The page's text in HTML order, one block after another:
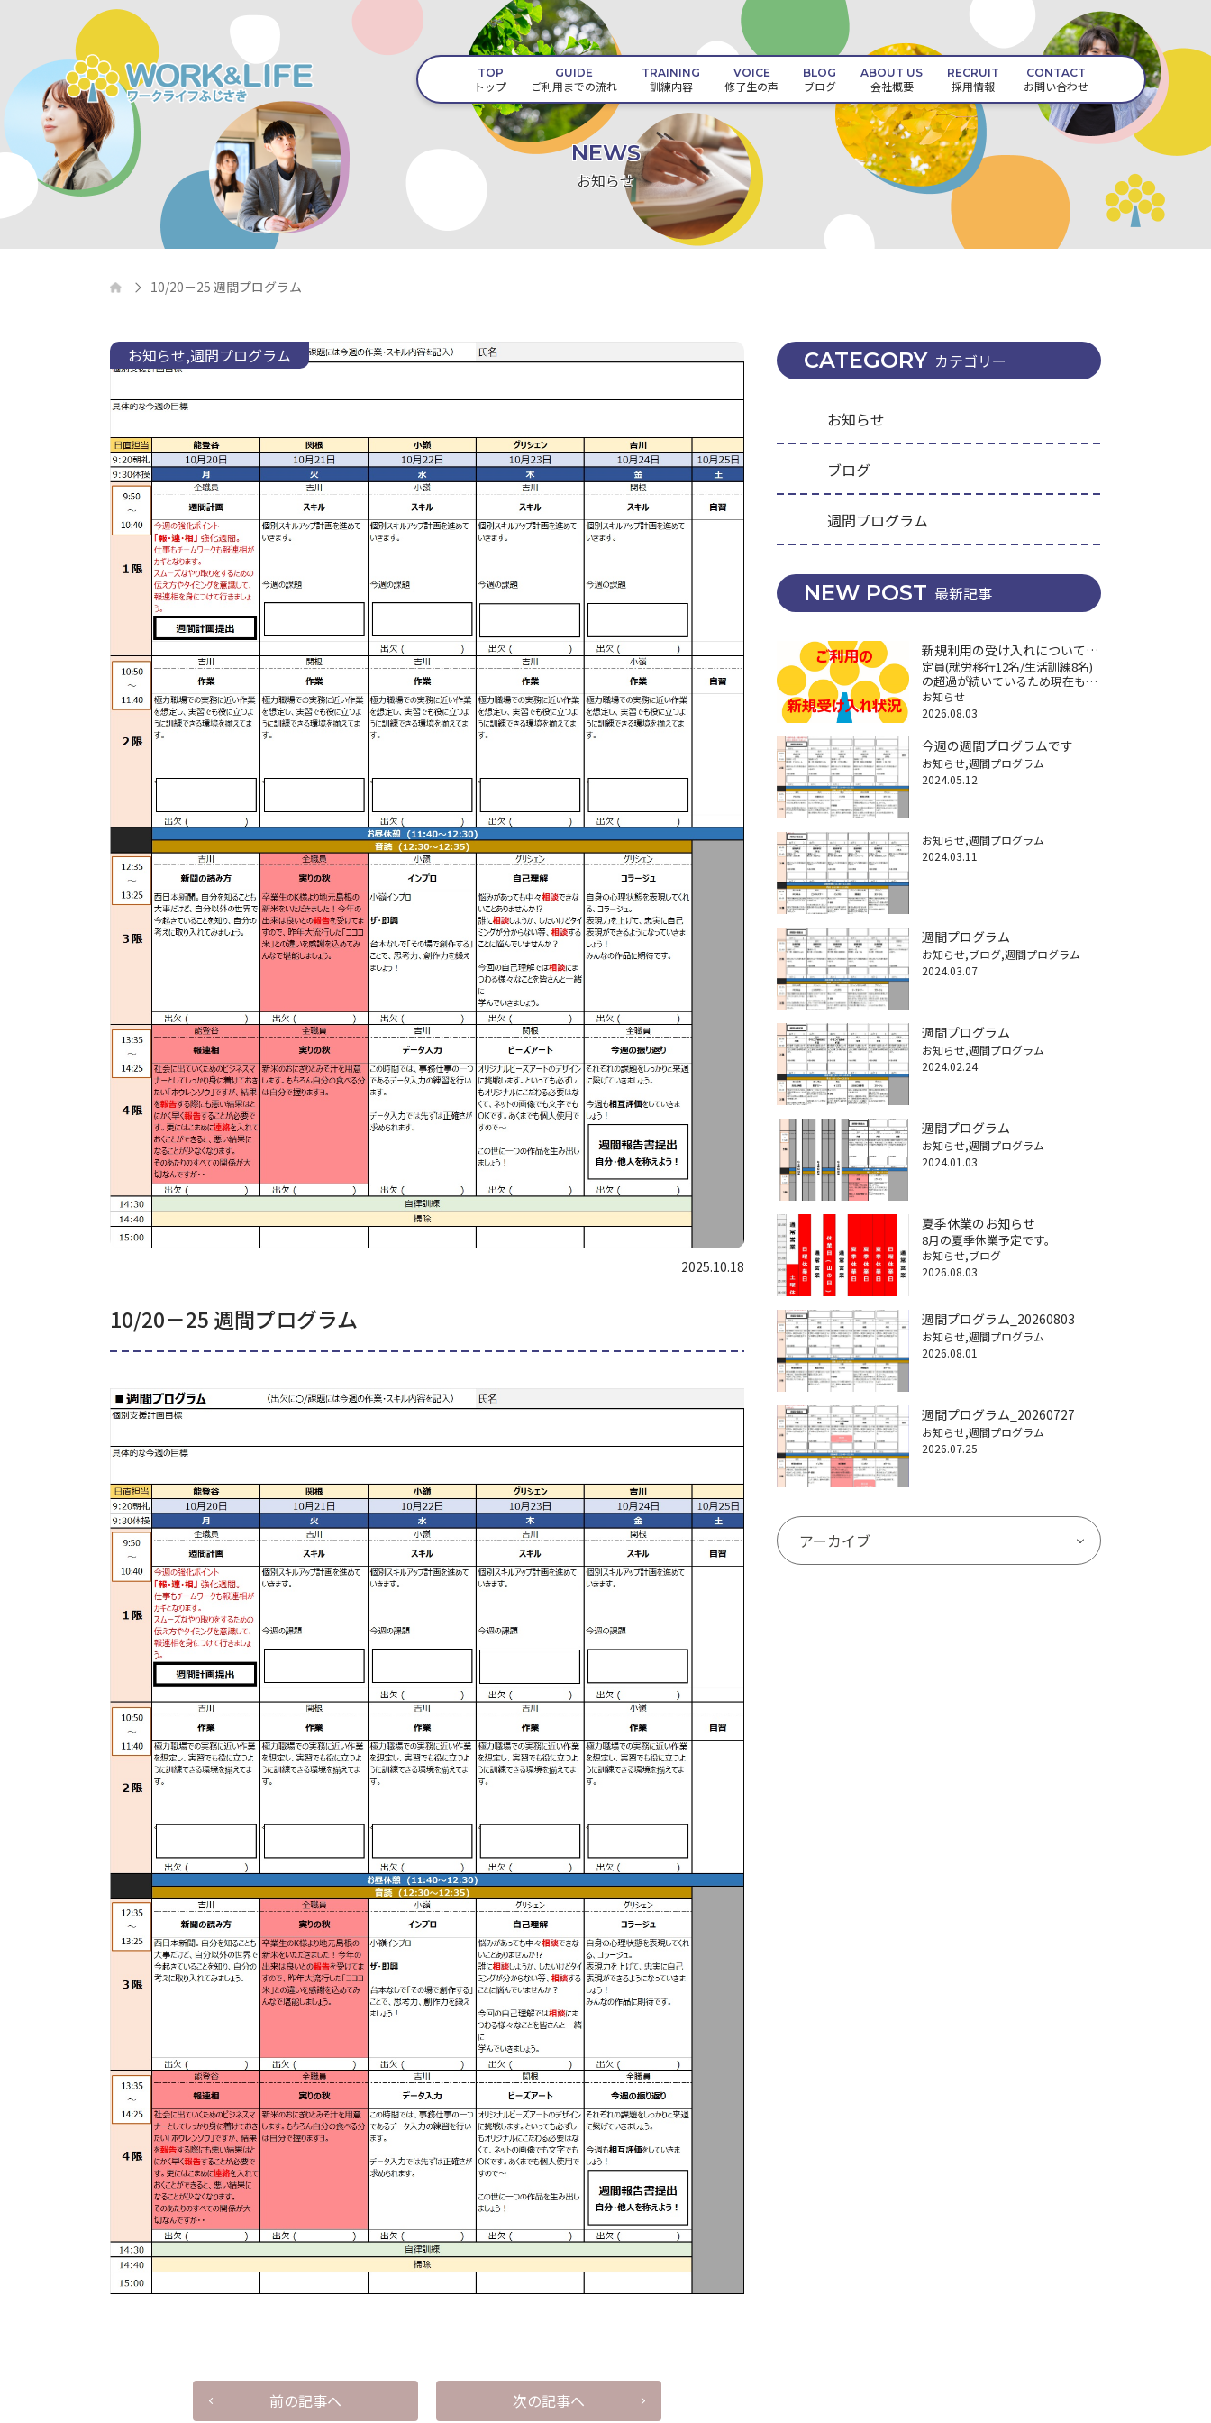
トップ
TOP
ご利用までの流れ
GUIDE
訓練内容
TRAINING
修了生の声
VOICE
ブログ
BLOG
会社概要
ABOUT US
採用情報
RECRUIT
お問い合わせ
CONTACT
NEWS
お知らせ
10/20－25 週間プログラム
お知らせ 週間プログラム
2025.10.18
10/20－25 週間プログラム
前の記事へ 次の記事へ
CATEGORY カテゴリー
お知らせ
ブログ
週間プログラム
NEW POST 最新記事
新規利用の受け入れについて
(再々掲)
定員(就労移行12名/生活訓練8名)
の超過が続いているため現在も新
規利用の受け入れができなくなっ
ていますが、困りごとへの相談に
くご連絡ください。※特に18歳以
降の福祉サービスや将来の経済不
安 […]
お知らせ
2026.08.03
今週の週間プログラムです
お知らせ 週間プログラム
2024.05.12
お知らせ 週間プログラム
2024.03.11
週間プログラム
お知らせ ブログ 週間プログラム
2024.03.07
週間プログラム
お知らせ 週間プログラム
2024.02.24
週間プログラム
お知らせ 週間プログラム
2024.01.03
夏季休業のお知らせ
8月の夏季休業予定です。
お知らせ ブログ
2026.08.03
週間プログラム_20260803
お知らせ 週間プログラム
2026.08.01
週間プログラム_20260727
お知らせ 週間プログラム
2026.07.25